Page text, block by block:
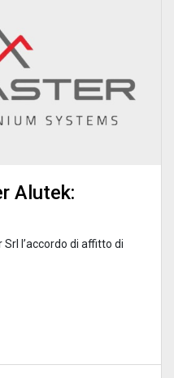
Alutek:
l’accordo di affitto di